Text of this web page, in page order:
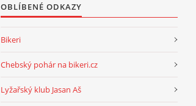
OBLÍBENÉ ODKAZY
Bikeri
Chebský pohár na bikeri.cz
Lyžařský klub Jasan Aš